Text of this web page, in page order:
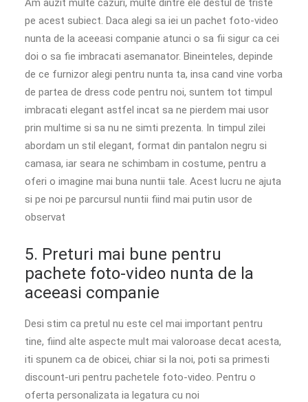
Am auzit multe cazuri, multe dintre ele destul de triste
pe acest subiect. Daca alegi sa iei un pachet foto-video
nunta de la aceeasi companie atunci o sa fii sigur ca cei
doi o sa fie imbracati asemanator. Bineinteles, depinde
de ce furnizor alegi pentru nunta ta, insa cand vine vorba
de partea de dress code pentru noi, suntem tot timpul
imbracati elegant astfel incat sa ne pierdem mai usor
prin multime si sa nu ne simti prezenta. In timpul zilei
abordam un stil elegant, format din pantalon negru si
camasa, iar seara ne schimbam in costume, pentru a
oferi o imagine mai buna nuntii tale. Acest lucru ne ajuta
si pe noi pe parcursul nuntii fiind mai putin usor de
observat
5. Preturi mai bune pentru
pachete foto-video nunta de la
aceeasi companie
Desi stim ca pretul nu este cel mai important pentru
tine, fiind alte aspecte mult mai valoroase decat acesta,
iti spunem ca de obicei, chiar si la noi, poti sa primesti
discount-uri pentru pachetele foto-video. Pentru o
oferta personalizata ia legatura cu noi